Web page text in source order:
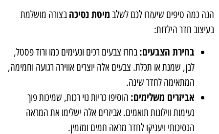
הנה כמה טיפים שיעזרו לכם לשלב מיטת נסיכה בצורה מושלמת
בעיצוב חדר הילדות:
בחירת הצבעים: בחרו צבעים רכים ונעימים כמו ורוד פסטל,
לבן, שמנת או תכלת. צבעים אלה יוצרים אווירה רגועה וחמימה,
המתאימה לחדר שינה.
אביזרים משלימים: הוסיפו כריות נוי רכות, שמיכות פוך
נעימות ווילונות תואמים. אביזרים אלה ישלימו את המראה
הנסיכותי ויעניקו לחדר מראה חמים ומזמין.